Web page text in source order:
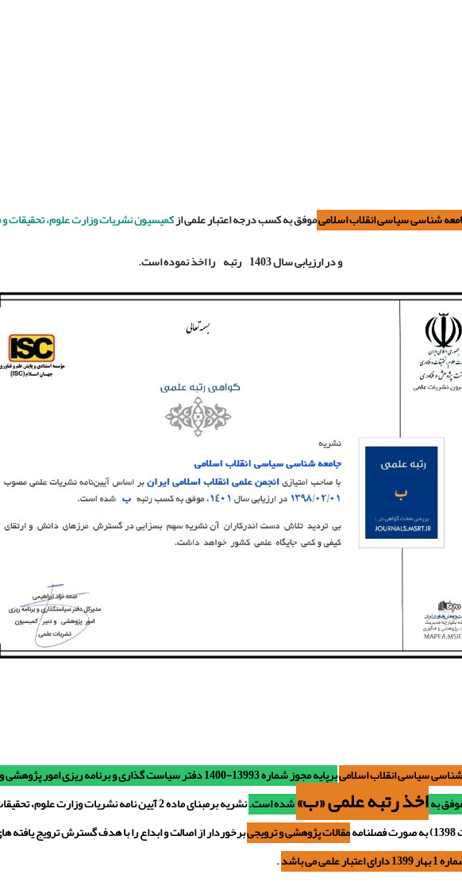
شناسی سیاسی انقلاب اسلامیموفق به کسب درجه اعتبار علمی ازکمیسیون نشریات وزارت علوم، تحقیقات و
و در ارزیابی سال 1403 رتبه را اخذ نموده است.
سیاسی انقلاب اسلامی
برپایه مجوز شماره 13993-1400 دفتر سیاست گذاری و برنامه ریزی امور
بهاخذ رتبه علمی «ب»شده است.
نشریه برمبنای ماده 2 آیین نامه نشریات وزارت علوم،
مقالات پژوهشی و ترویجیبرخوردار از اصالت و ابداع رابا هدف گسترش ترویج یافته
اعتبار علمی می باشد
.